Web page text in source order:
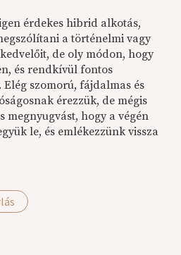
érdekes hibrid alkotás,
a történelmi vagy
de oly módon, hogy
és rendkívül fontos
szomorú, fájdalmas és
érezzük, de mégis
megnyugvást, hogy a végén
le, és emlékezzünk vissza